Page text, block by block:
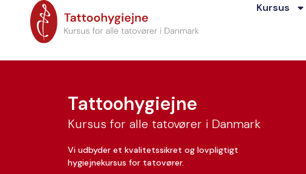
Kursus
Laura Brown
Tattoohygiejne
Kursus for alle tatovører i Danmark
Vi udbyder et kvalitetssikret og lovpligtigt
hygiejnekursus for tatovører.